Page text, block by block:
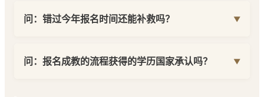
问：错过今年报名时间还能补救吗？
问：报名成教的流程获得的学历国家承认吗？